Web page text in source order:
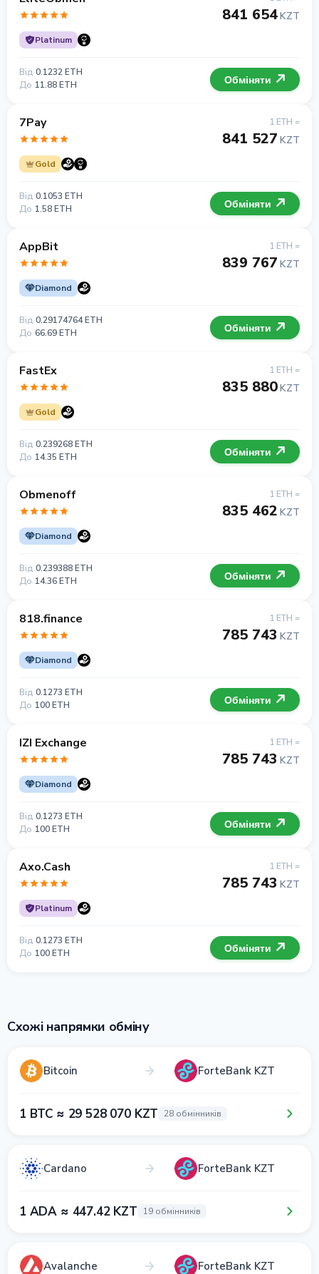
Platinum
841 654KZT
Від 0.1232 ETH
До 11.88 ETH Обміняти
7Pay
Gold
1 ETH =
841 527 KZT
Від 0.1053 ETH
До 1.58 ETH Обміняти
AppBit
Diamond
1 ETH =
839 767 KZT
Від 0.29174764 ETH
До 66.69 ETH Обміняти
FastEx
Gold
1 ETH =
835 880KZT
Від 0.239268 ETH
До 14.35 ETH Обміняти
Obmenoff
Diamond
1 ETH =
835 462 KZT
Від 0.239388 ETH
До 14.36 ETH Обміняти
818.finance
Diamond
1 ETH =
785 743 KZT
Від 0.1273 ETH
До 100 ETH Обміняти
IZI Exchange
Diamond
1 ETH =
785 743 KZT
Від 0.1273 ETH
До 100 ETH Обміняти
Axo.Cash
Platinum
1 ETH =
785 743 KZT
Від 0.1273 ETH
До 100 ETH Обміняти
Схожі напрямки обміну
Bitcoin ForteBank KZT
1 BTC ≈ 29 528 070 KZT 28 обмінників
Cardano ForteBank KZT
1 ADA ≈ 447.42 KZT 19 обмінників
Avalanche ForteBank KZT